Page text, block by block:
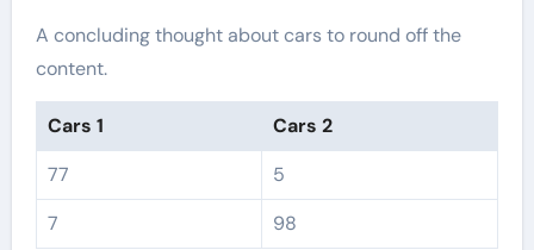
A concluding thought about cars to round off the
content.
Cars 1
Cars 2
77
5
7
98